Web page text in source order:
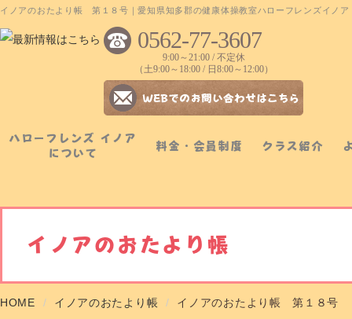
イノアのおたより帳 第１８号｜愛知県知多郡の健康体操教室ハローフレンズイノア
0562-77-3607
9:00～21:00 / 不定休
（土9:00～18:00 / 日8:00～12:00）
ハローフレンズ イノア
について
料金・会員制度 クラス紹介
イノアのおたより帳
HOME イノアのおたより帳 イノアのおたより帳 第１８号